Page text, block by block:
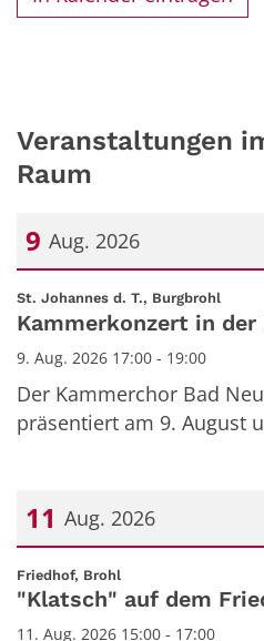
Veranstaltungen
Raum
9 Aug. 2026
Datum: 9. August 2026
St. Johannes d. T., Burgbrohl
Kammerkonzert in der
9. Aug. 2026 17:00 - 19:00
Der Kammerchor Bad
präsentiert am 9. August
11 Aug. 2026
Datum: 11. August 2026
Friedhof, Brohl
"Klatsch" auf dem
11. Aug. 2026 15:00 - 17:00